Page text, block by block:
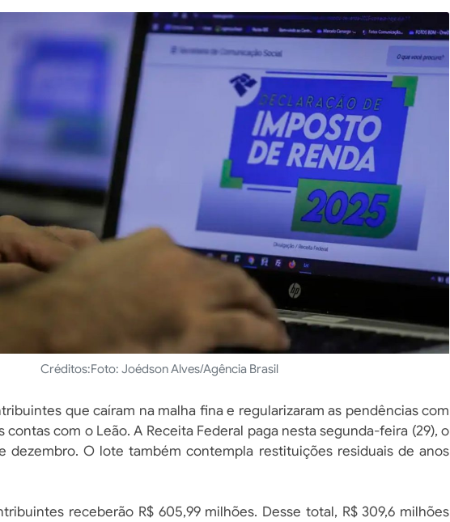
Créditos:Foto: Joédson Alves/Agência Brasil
que caíram na malha fina e regularizaram as pendências com
contas com o Leão. A Receita Federal paga nesta segunda-feira (29), o
dezembro. O lote também contempla restituições residuais de anos
receberão R$ 605,99 milhões. Desse total, R$ 309,6 milhões